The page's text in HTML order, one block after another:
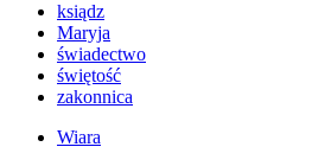
ksiądz
Maryja
świadectwo
świętość
zakonnica
Wiara